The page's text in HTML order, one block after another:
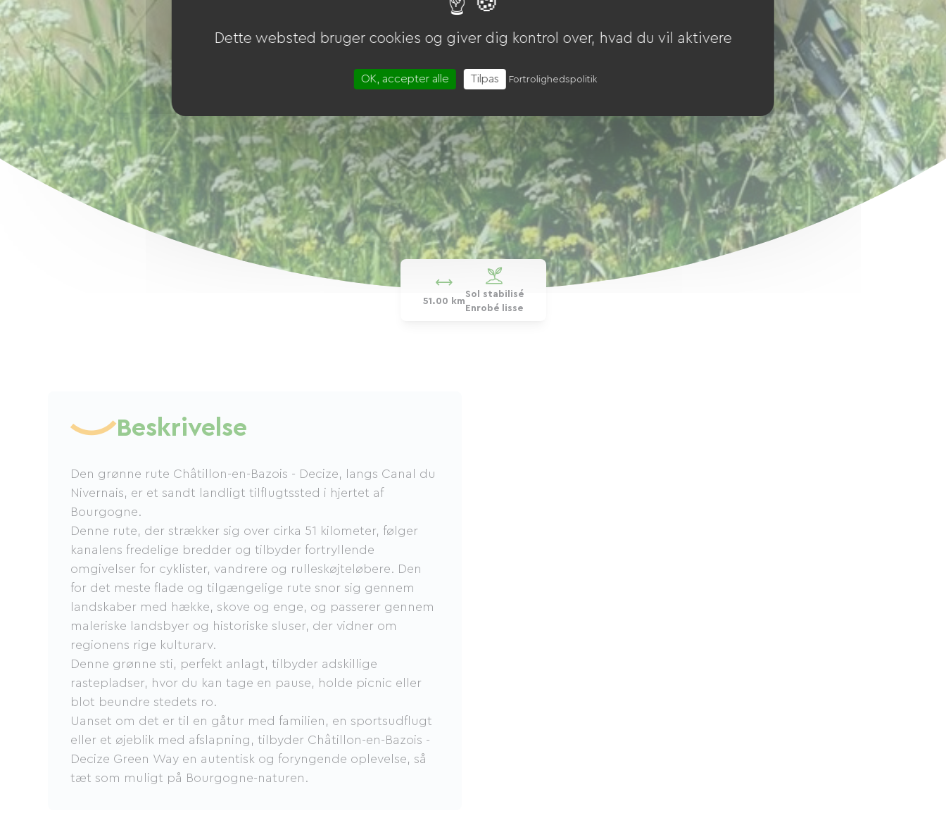
51.00 km
Sol stabilisé
Enrobé lisse
Beskrivelse
Den grønne rute Châtillon-en-Bazois - Decize, langs Canal du
Nivernais, er et sandt landligt tilflugtssted i hjertet af
Bourgogne.
Denne rute, der strækker sig over cirka 51 kilometer, følger
kanalens fredelige bredder og tilbyder fortryllende
omgivelser for cyklister, vandrere og rulleskøjteløbere. Den
for det meste flade og tilgængelige rute snor sig gennem
landskaber med hække, skove og enge, og passerer gennem
maleriske landsbyer og historiske sluser, der vidner om
regionens rige kulturarv.
Denne grønne sti, perfekt anlagt, tilbyder adskillige
rastepladser, hvor du kan tage en pause, holde picnic eller
blot beundre stedets ro.
Uanset om det er til en gåtur med familien, en sportsudflugt
eller et øjeblik med afslapning, tilbyder Châtillon-en-Bazois -
Decize Green Way en autentisk og foryngende oplevelse, så
tæt som muligt på Bourgogne-naturen.
Dette websted bruger cookies og giver dig kontrol over, hvad du vil aktivere
OK, accepter alle Tilpas Fortrolighedspolitik